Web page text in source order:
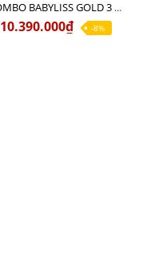
COMBO BABYLISS GOLD 3 cao cấp chính hãng
10.390.000₫ -8%